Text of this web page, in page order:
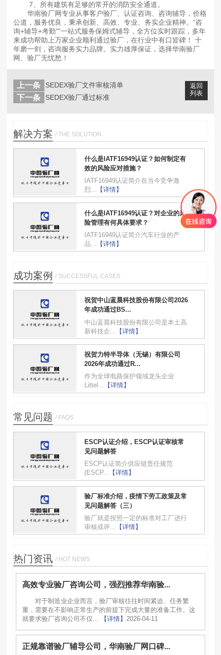
7、所有建筑有足够的常开的消防安全通道。
华南验厂网专业从事客户验厂、认证咨询、咨询辅导，价格
公道，服务优良，秉承创新、高效、专业、务实企业精神。“咨
询+辅导+考勤"”一站式服务保姆式辅导，全方位实时跟踪，多年
来成功帮助上万家企业顺利通过验厂，在行业中有口皆碑！ 十
年磨一剑，咨询服务实力品牌。实力雄厚保证，选择华南验厂
网、验厂无忧愁！
返回
列表
上一条 SEDEX验厂文件审核清单
下一条 SEDEX验厂通过标准
解决方案 / THE SOLUTION
什么是IATF16949认证？如何制定有
效的风险应对措施？
IATF16949认证简介在当今竞争激
烈...
【详情】
什么是IATF16949认证？对企业的风
险管理有何具体要求？
IATF16949认证简介汽车行业的产
品...
【详情】
成功案例 / SUCCESSFUL CASES
祝贺中山蓝晨科技股份有限公司2026
年成功通过BS...
中山蓝晨科技股份有限公司是本土高
新科技企...
【详情】
祝贺力特半导体（无锡）有限公司
2026年成功通过R...
作为全球电路保护领域龙头企业
Littel... 【详情】
常见问题 / FAQS
ESCP认证介绍，ESCP认证审核常
见问题解答
ESCP认证简介供应链责任规范
(ESCP... 【详情】
验厂标准介绍，疫情下劳工政策及常
见问题解答（三）
验厂就是按照一定的标准对工厂进行
审核或评... 【详情】
热门资讯 / HOT NEWS
高效专业验厂咨询公司，强烈推荐华南验...
对于制造业企业而言，验厂审核往往时间紧迫、任务繁
重，需要在不影响正常生产的前提下完成大量的准备工作。这
就要求验厂咨询公司不仅...
【详情】 2026-04-11
正规靠谱验厂辅导公司，华南验厂网口碑...